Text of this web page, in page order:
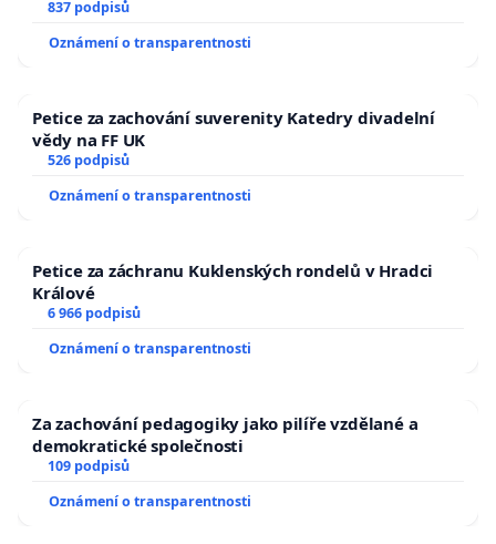
837 podpisů
Oznámení o transparentnosti
Petice za zachování suverenity Katedry divadelní
vědy na FF UK
526 podpisů
Oznámení o transparentnosti
Petice za záchranu Kuklenských rondelů v Hradci
Králové
6 966 podpisů
Oznámení o transparentnosti
Za zachování pedagogiky jako pilíře vzdělané a
demokratické společnosti
109 podpisů
Oznámení o transparentnosti